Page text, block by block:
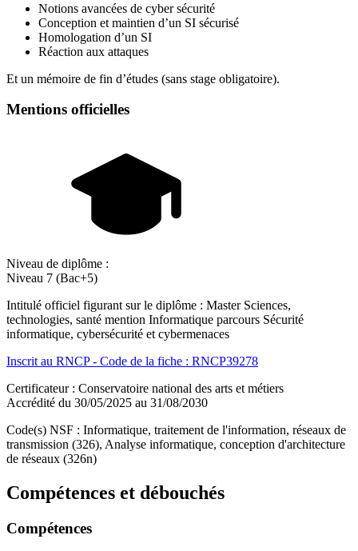
Notions avancées de cyber sécurité
Conception et maintien d’un SI sécurisé
Homologation d’un SI
Réaction aux attaques
Et un mémoire de fin d’études (sans stage obligatoire).
Mentions officielles
Niveau de diplôme :
Niveau 7 (Bac+5)
Intitulé officiel figurant sur le diplôme : Master Sciences,
technologies, santé mention Informatique parcours Sécurité
informatique, cybersécurité et cybermenaces
Inscrit au RNCP - Code de la fiche : RNCP39278
Certificateur : Conservatoire national des arts et métiers
Accrédité du 30/05/2025 au 31/08/2030
Code(s) NSF : Informatique, traitement de l'information, réseaux de
transmission (326), Analyse informatique, conception d'architecture
de réseaux (326n)
Compétences et débouchés
Compétences